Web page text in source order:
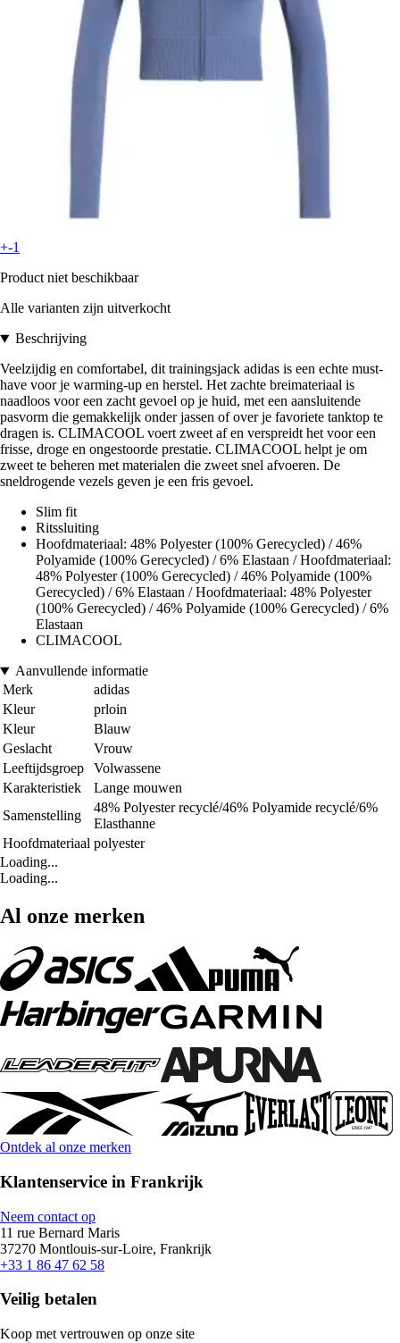
+-1
Product niet beschikbaar
Alle varianten zijn uitverkocht
Beschrijving
Veelzijdig en comfortabel, dit trainingsjack adidas is een echte must-
have voor je warming-up en herstel. Het zachte breimateriaal is
naadloos voor een zacht gevoel op je huid, met een aansluitende
pasvorm die gemakkelijk onder jassen of over je favoriete tanktop te
dragen is. CLIMACOOL voert zweet af en verspreidt het voor een
frisse, droge en ongestoorde prestatie. CLIMACOOL helpt je om
zweet te beheren met materialen die zweet snel afvoeren. De
sneldrogende vezels geven je een fris gevoel.
Slim fit
Ritssluiting
Hoofdmateriaal: 48% Polyester (100% Gerecycled) / 46%
Polyamide (100% Gerecycled) / 6% Elastaan / Hoofdmateriaal:
48% Polyester (100% Gerecycled) / 46% Polyamide (100%
Gerecycled) / 6% Elastaan / Hoofdmateriaal: 48% Polyester
(100% Gerecycled) / 46% Polyamide (100% Gerecycled) / 6%
Elastaan
CLIMACOOL
Aanvullende informatie
Merk
adidas
Kleur
prloin
Kleur
Blauw
Geslacht
Vrouw
Leeftijdsgroep
Volwassene
Karakteristiek
Lange mouwen
Samenstelling
48% Polyester recyclé/46% Polyamide recyclé/6%
Elasthanne
Hoofdmateriaal polyester
Loading...
Loading...
Al onze merken
Ontdek al onze merken
Klantenservice in Frankrijk
Neem contact op
11 rue Bernard Maris
37270 Montlouis-sur-Loire, Frankrijk
+33 1 86 47 62 58
Veilig betalen
Koop met vertrouwen op onze site